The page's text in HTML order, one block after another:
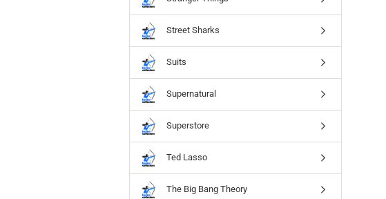
Street Sharks
Suits
Supernatural
Superstore
Ted Lasso
The Big Bang Theory